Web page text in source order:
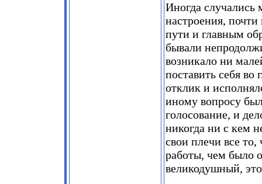
Иногда случались
настроения,
пути и главным
бывали
возникало ни
поставить себя
отклик и
иному вопросу
голосование, и
никогда ни с кем
свои плечи все
работы, чем было
великодушный,